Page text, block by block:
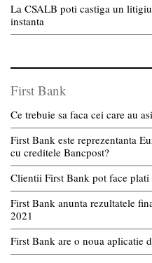
La CSALB poti castiga un
instanta
First Bank
Ce trebuie sa faca cei care au
First Bank este reprezentanta
cu creditele Bancpost?
Clientii First Bank pot face
First Bank anunta rezultatele
2021
First Bank are o noua aplicatie